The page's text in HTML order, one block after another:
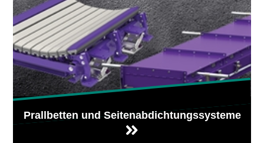
Prallbetten und Seitenabdichtungssysteme